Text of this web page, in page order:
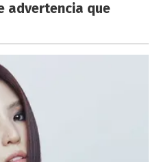
advertencia que